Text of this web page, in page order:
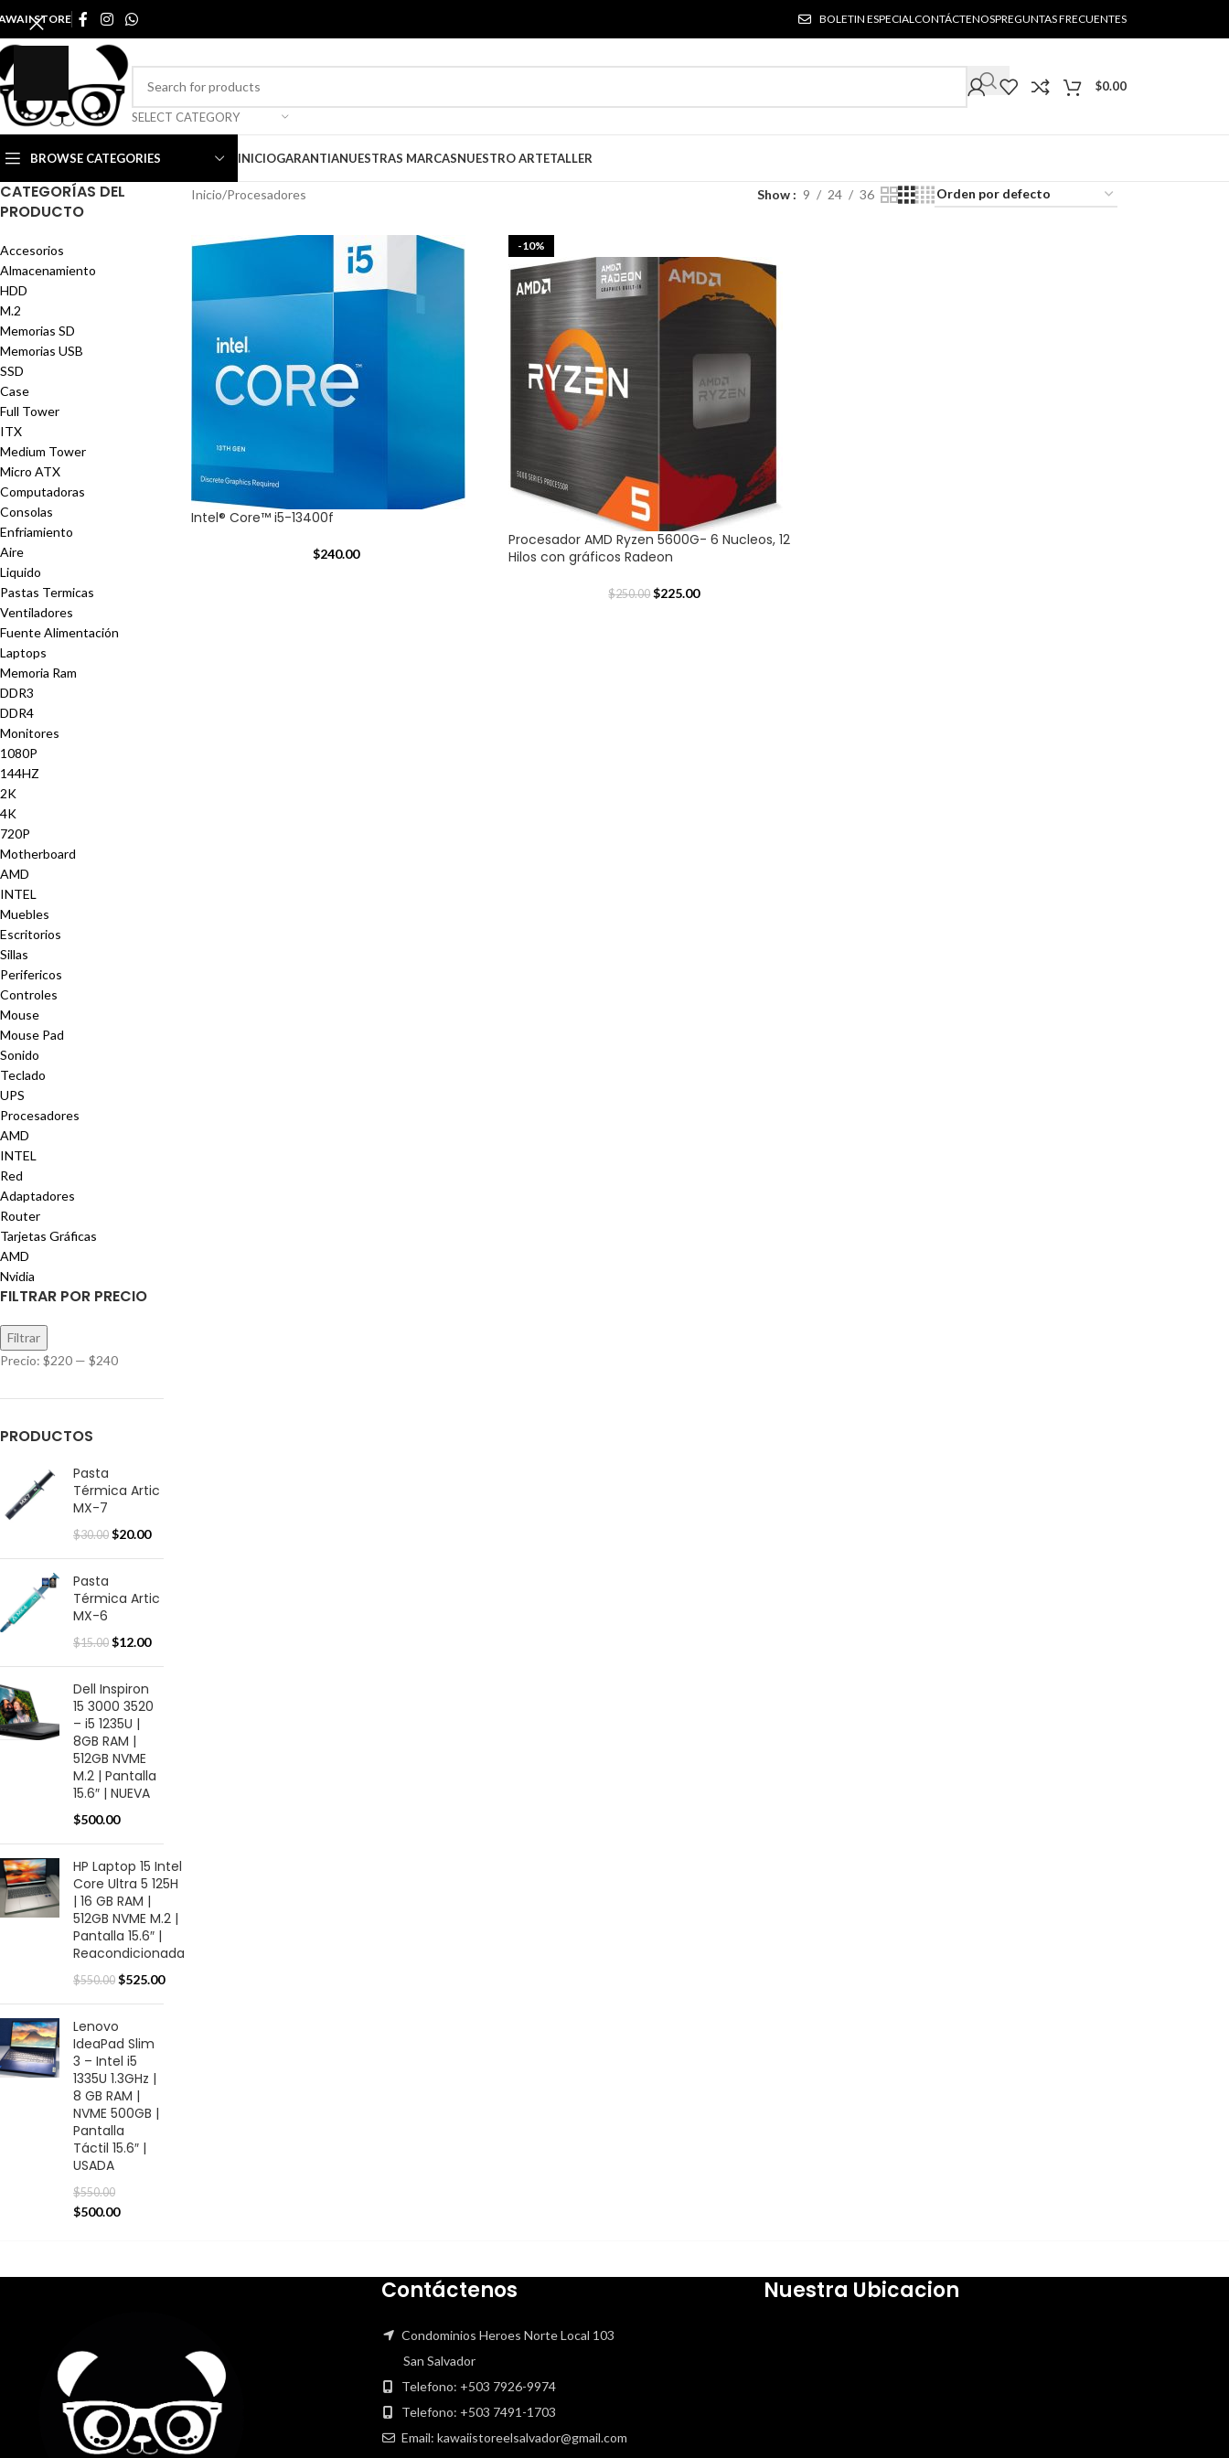
STORE BOLETIN ESPECIALCONTÁCTENOSPREGUNTAS FRECUENTES
SELECT CATEGORY
$0.00
BROWSE CATEGORIES INICIOGARANTIANUESTRAS MARCASNUESTRO ARTETALLER
CATEGORÍAS DEL
PRODUCTO
Accesorios
Almacenamiento
HDD
M.2
Memorias SD
Memorias USB
SSD
Case
Full Tower
ITX
Medium Tower
Micro ATX
Computadoras
Consolas
Enfriamiento
Aire
Liquido
Pastas Termicas
Ventiladores
Fuente Alimentación
Laptops
Memoria Ram
DDR3
DDR4
Monitores
1080P
144HZ
2K
4K
720P
Motherboard
AMD
INTEL
Muebles
Escritorios
Sillas
Perifericos
Controles
Mouse
Mouse Pad
Sonido
Teclado
UPS
Procesadores
AMD
INTEL
Red
Adaptadores
Router
Tarjetas Gráficas
AMD
Nvidia
FILTRAR POR PRECIO
Filtrar
Precio: $220 — $240
PRODUCTOS
Pasta
Térmica Artic
MX-7
$30.00 $20.00
Pasta
Térmica Artic
MX-6
$15.00 $12.00
Dell Inspiron
15 3000 3520
– i5 1235U |
8GB RAM |
512GB NVME
M.2 | Pantalla
15.6″ | NUEVA
$500.00
HP Laptop 15 Intel
Core Ultra 5 125H
| 16 GB RAM |
512GB NVME M.2 |
Pantalla 15.6″ |
Reacondicionada
$550.00 $525.00
Lenovo
IdeaPad Slim
3 – Intel i5
1335U 1.3GHz |
8 GB RAM |
NVME 500GB |
Pantalla
Táctil 15.6″ |
USADA
$550.00
$500.00
Inicio Procesadores Show 9 24 36
Intel® Core™ i5-13400f
$240.00
-10%
Procesador AMD Ryzen 5600G- 6 Nucleos, 12
Hilos con gráficos Radeon
$250.00 $225.00
Contáctenos
Condominios Heroes Norte Local 103
San Salvador
Telefono: +503 7926-9974
Telefono: +503 7491-1703
Email: kawaiistoreelsalvador@gmail.com
Nuestra Ubicacion